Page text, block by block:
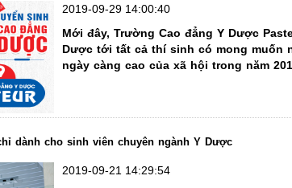
2019-09-29 14:00:40
Mới đây, Trường Cao đẳng Y Dược
Dược tới tất cả thí sinh có mong muốn
ngày càng cao của xã hội trong năm
dành cho sinh viên chuyên ngành Y Dược
2019-09-21 14:29:54